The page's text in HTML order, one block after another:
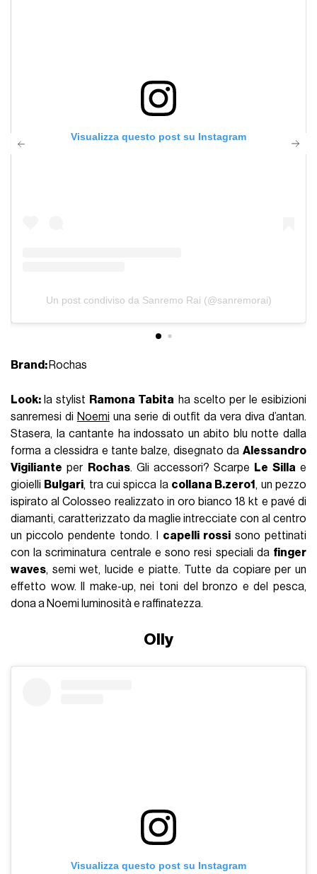
Visualizza questo post su Instagram
Un post condiviso da Sanremo Rai (@sanremorai)
Brand: Rochas
Look: la stylist Ramona Tabita ha scelto per le esibizioni
sanremesi di Noemi una serie di outfit da vera diva d’antan.
Stasera, la cantante ha indossato un abito blu notte dalla
forma a clessidra e tante balze, disegnato da Alessandro
Vigiliante per Rochas. Gli accessori? Scarpe Le Silla e
gioielli Bulgari, tra cui spicca la collana B.zero1 , un pezzo
ispirato al Colosseo realizzato in oro bianco 18 kt e pavé di
diamanti, caratterizzato da maglie intrecciate con al centro
un piccolo pendente tondo. I capelli rossi sono pettinati
con la scriminatura centrale e sono resi speciali da finger
waves, semi wet, lucide e piatte. Tutte da copiare per un
effetto wow. Il make-up, nei toni del bronzo e del pesca,
dona a Noemi luminosità e raffinatezza.
Olly
Visualizza questo post su Instagram